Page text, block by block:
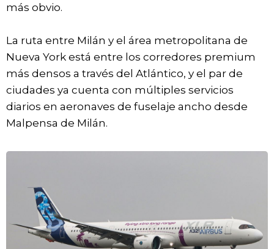
más obvio.
La ruta entre Milán y el área metropolitana de
Nueva York está entre los corredores premium
más densos a través del Atlántico, y el par de
ciudades ya cuenta con múltiples servicios
diarios en aeronaves de fuselaje ancho desde
Malpensa de Milán.